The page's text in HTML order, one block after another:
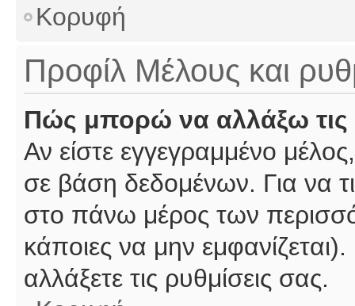
Κορυφή
Προφίλ Μέλους και
Πώς μπορώ να αλλάξω τις
Αν είστε εγγεγραμμένο
σε βάση δεδομένων. Για να
στο πάνω μέρος των
κάποιες να μην
αλλάξετε τις ρυθμίσεις σας.